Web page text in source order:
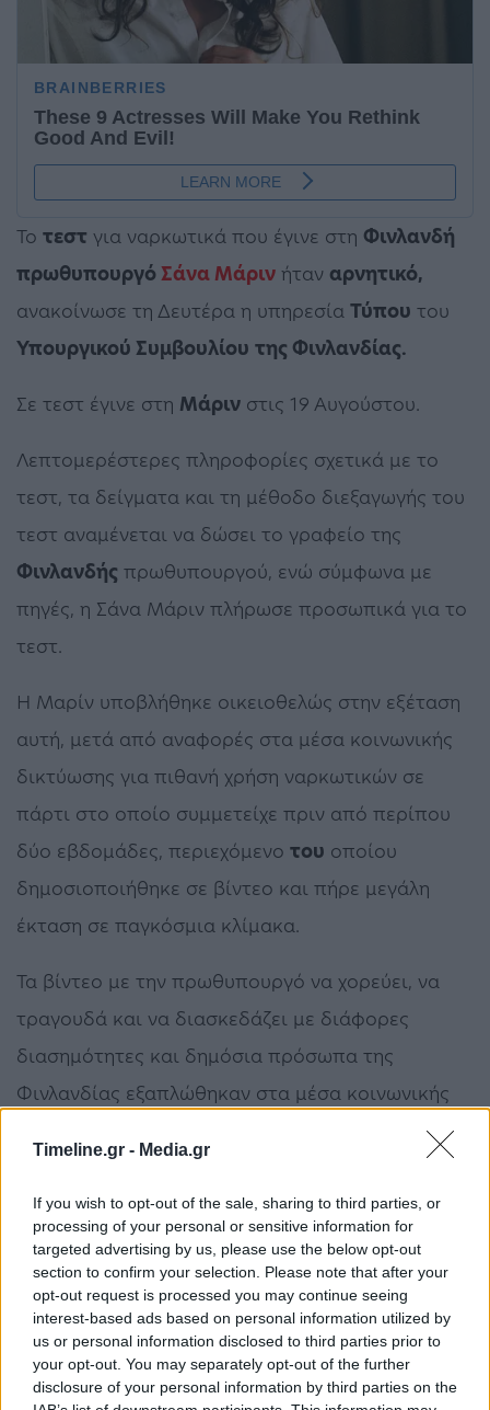
Timeline.gr - Media.gr
If you wish to opt-out of the sale, sharing to third parties, or
processing of your personal or sensitive information for
targeted advertising by us, please use the below opt-out
section to confirm your selection. Please note that after your
opt-out request is processed you may continue seeing
interest-based ads based on personal information utilized by
us or personal information disclosed to third parties prior to
your opt-out. You may separately opt-out of the further
disclosure of your personal information by third parties on the
Το τεστ για ναρκωτικά που έγινε στη Φινλανδή
πρωθυπουργόΣάνα Μάριν ήταν αρνητικό,
ανακοίνωσε τη Δευτέρα η υπηρεσία Τύπου του
Υπουργικού Συμβουλίου της Φινλανδίας.
Σε τεστ έγινε στη Μάριν στις 19 Αυγούστου.
Λεπτομερέστερες πληροφορίες σχετικά με το
τεστ, τα δείγματα και τη μέθοδο διεξαγωγής του
τεστ αναμένεται να δώσει το γραφείο της
Φινλανδής πρωθυπουργού, ενώ σύμφωνα με
πηγές, η Σάνα Μάριν πλήρωσε προσωπικά για το
τεστ.
Η Μαρίν υποβλήθηκε οικειοθελώς στην εξέταση
αυτή, μετά από αναφορές στα μέσα κοινωνικής
δικτύωσης για πιθανή χρήση ναρκωτικών σε
πάρτι στο οποίο συμμετείχε πριν από περίπου
δύο εβδομάδες, περιεχόμενο του οποίου
δημοσιοποιήθηκε σε βίντεο και πήρε μεγάλη
έκταση σε παγκόσμια κλίμακα.
Τα βίντεο με την πρωθυπουργό να χορεύει, να
τραγουδά και να διασκεδάζει με διάφορες
διασημότητες και δημόσια πρόσωπα της
Φινλανδίας εξαπλώθηκαν στα μέσα κοινωνικής
ΠΡΟΗΓΟΎΜΕΝΟ ΆΡΘΡΟ
Φωτιά σε διαμέρισμα
στην Καλλιθέα
ΕΠΌΜΕΝΟ ΆΡΘΡΟ
Θεσσαλονίκη: Άγριο ξύλο
στο κέντρο μεταξύ
αλλοδαπών, δίπλα σε
έντρομους περαστικούς